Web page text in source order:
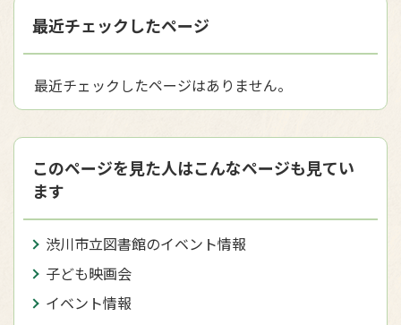
最近チェックしたページ
最近チェックしたページはありません。
このページを見た人はこんなページも見てい
ます
渋川市立図書館のイベント情報
子ども映画会
イベント情報